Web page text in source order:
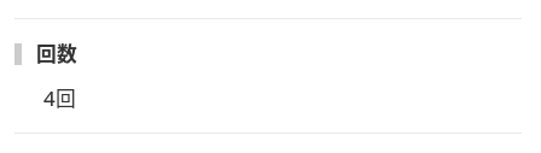
◆6/28以降にお申込の方へは、お支払確認後2～3日以内にキ
ット発送いたします
回数
4回